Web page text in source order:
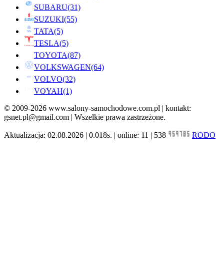
SUBARU(31)
SUZUKI(55)
TATA(5)
TESLA(5)
TOYOTA(87)
VOLKSWAGEN(64)
VOLVO(32)
VOYAH(1)
© 2009-2026 www.salony-samochodowe.com.pl | kontakt:
gsnet.pl@gmail.com | Wszelkie prawa zastrzeżone.
Aktualizacja: 02.08.2026 | 0.018s. | online: 11 | 538 RODO